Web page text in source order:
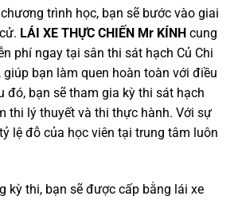
trình học, bạn sẽ bước vào giai
LÁI XE THỰC CHIẾN Mr KÍNH cung
phí ngay tại sân thi sát hạch Củ Chi
giúp bạn làm quen hoàn toàn với điều
đó, bạn sẽ tham gia kỳ thi sát hạch
thi lý thuyết và thi thực hành. Với sự
lệ đỗ của học viên tại trung tâm luôn
kỳ thi, bạn sẽ được cấp bằng lái xe